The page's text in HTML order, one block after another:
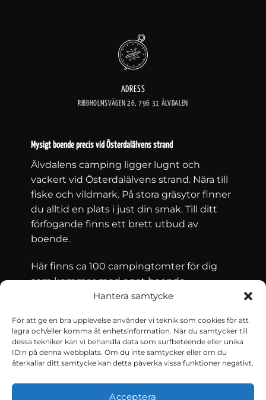
Hantera samtycke
För att ge en bra upplevelse använder vi teknik som cookies för att
lagra och/eller komma åt enhetsinformation. När du samtycker till
dessa tekniker kan vi behandla data som surfbeteende eller unika
ID:n på denna webbplats. Om du inte samtycker eller om du
återkallar ditt samtycke kan detta påverka vissa funktioner negativt.
Acceptera
ADRESS
RIBBHOLMSVÄGEN 26, 796 31 ÄLVDALEN
Mysigt boende precis vid Österdalälvens strand
Älvdalens camping ligger lugnt och
vackert vid Österdalälvens strand. Nära till
fiske och vildmark. På stora gräsytor finner
du alltid en plats i just din smak. Till ditt
förfogande finns ett brett utbud av
boende.
Här finns ca 100 campingtomter för dig
som kommer med eget boende –
husvagn, husbil eller tält – och för dig som
Camping har 36 stugor för uthyrning.